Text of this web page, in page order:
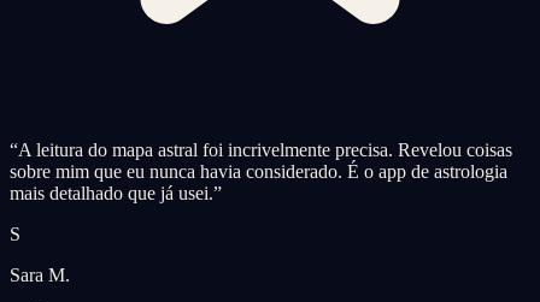
“A leitura do mapa astral foi incrivelmente precisa. Revelou coisas
sobre mim que eu nunca havia considerado. É o app de astrologia
mais detalhado que já usei.”
S
Sara M.